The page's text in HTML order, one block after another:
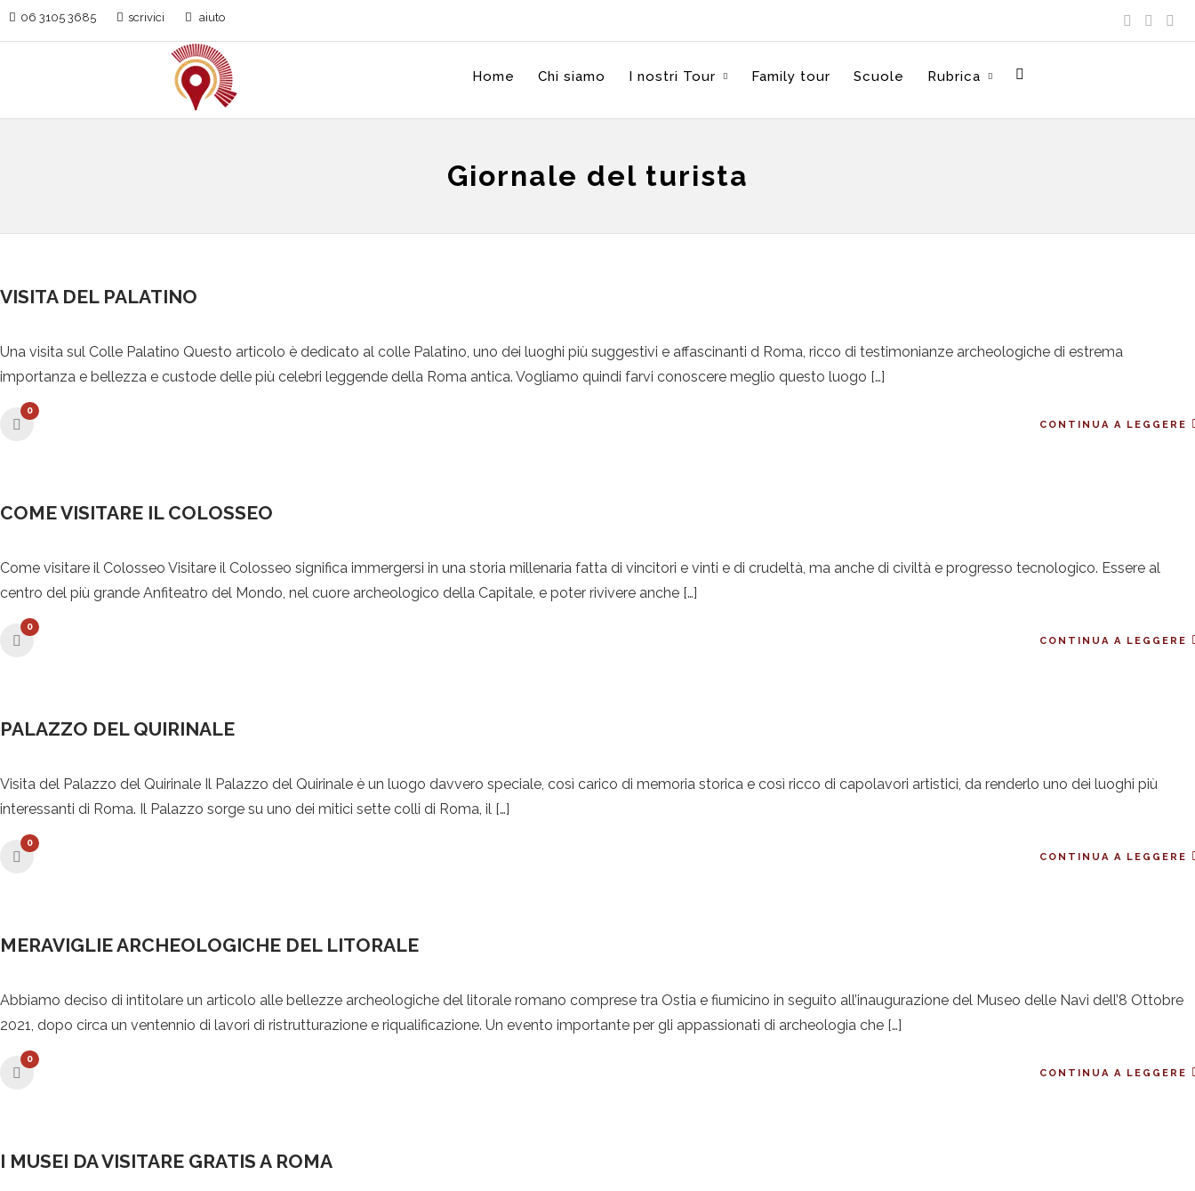
06 3105 3685 scrivici aiuto
Home Chi siamo I nostri Tour Family tour Scuole Rubrica
Giornale del turista
VISITA DEL PALATINO
Una visita sul Colle Palatino Questo articolo è dedicato al colle Palatino, uno dei luoghi più suggestivi e affascinanti d Roma, ricco di testimonianze archeologiche di estrema
importanza e bellezza e custode delle più celebri leggende della Roma antica. Vogliamo quindi farvi conoscere meglio questo luogo […]
0
CONTINUA A LEGGERE
COME VISITARE IL COLOSSEO
Come visitare il Colosseo Visitare il Colosseo significa immergersi in una storia millenaria fatta di vincitori e vinti e di crudeltà, ma anche di civiltà e progresso tecnologico. Essere al
centro del più grande Anfiteatro del Mondo, nel cuore archeologico della Capitale, e poter rivivere anche […]
0
CONTINUA A LEGGERE
PALAZZO DEL QUIRINALE
Visita del Palazzo del Quirinale Il Palazzo del Quirinale è un luogo davvero speciale, così carico di memoria storica e così ricco di capolavori artistici, da renderlo uno dei luoghi più
interessanti di Roma. Il Palazzo sorge su uno dei mitici sette colli di Roma, il […]
0
CONTINUA A LEGGERE
MERAVIGLIE ARCHEOLOGICHE DEL LITORALE
Abbiamo deciso di intitolare un articolo alle bellezze archeologiche del litorale romano comprese tra Ostia e fiumicino in seguito all’inaugurazione del Museo delle Navi dell’8 Ottobre
2021, dopo circa un ventennio di lavori di ristrutturazione e riqualificazione. Un evento importante per gli appassionati di archeologia che […]
0
CONTINUA A LEGGERE
I MUSEI DA VISITARE GRATIS A ROMA